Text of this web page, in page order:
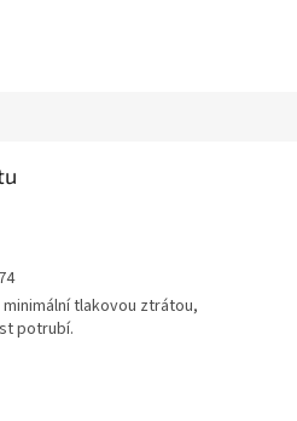
tlakovou ztrátou,
potrubí.